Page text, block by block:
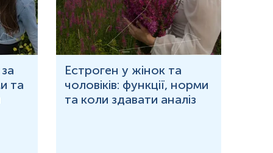
та
Естроген у жінок та
чоловіків: функції, норми
та коли здавати аналіз